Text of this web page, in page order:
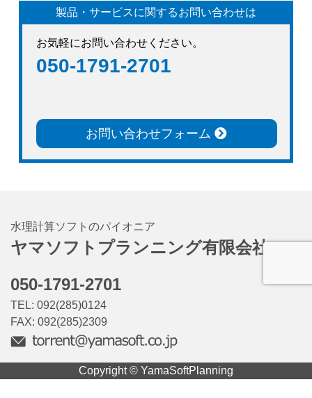
製品・サービスに関するお問い合わせは
お気軽にお問い合わせください。
050-1791-2701
お問い合わせフォーム
水理計算ソフトのパイオニア
ヤマソフトプランニング有限会社
050-1791-2701
TEL: 092(285)0124
FAX: 092(285)2309
Copyright © YamaSoftPlanning